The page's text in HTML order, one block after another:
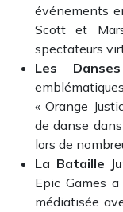
événements
Scott et
spectateurs
Les
« Orange
de danse
lors de
La Bataille
Epic Games
médiatisée